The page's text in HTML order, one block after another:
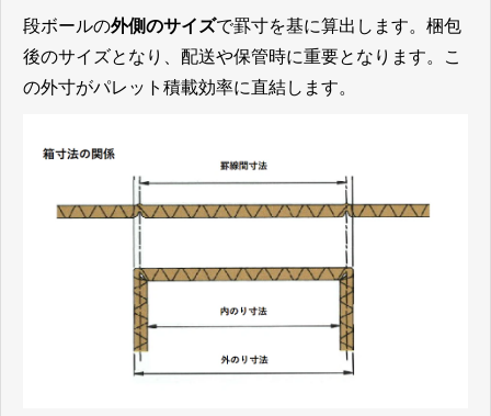
段ボールの外側のサイズで罫寸を基に算出します。梱包
後のサイズとなり、配送や保管時に重要となります。こ
の外寸がパレット積載効率に直結します。